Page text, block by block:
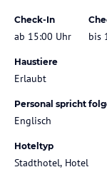
Check-In
ab 15:00 Uhr bis
Haustiere
Erlaubt
Personal spricht
Englisch
Hoteltyp
Stadthotel, Hotel